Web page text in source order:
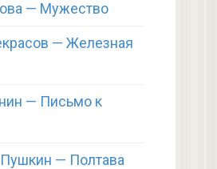
— Мужество
— Железная
— Письмо к
— Полтава